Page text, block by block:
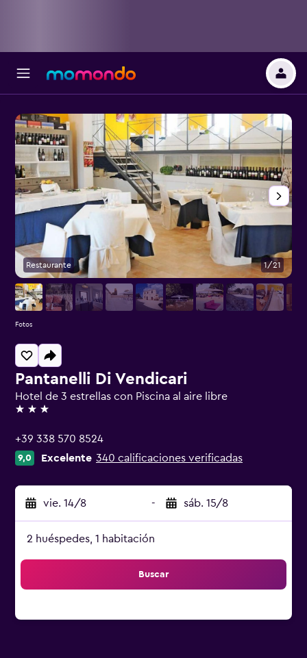
Pantanelli Di Vendicari
Hotel de 3 estrellas con Piscina al aire libre
3 estrellas
+39 338 570 8524
9,0 Excelente 340 calificaciones verificadas
vie. 14/8 - sáb. 15/8
2 huéspedes, 1 habitación
Buscar
Restaurante 1/21
Fotos